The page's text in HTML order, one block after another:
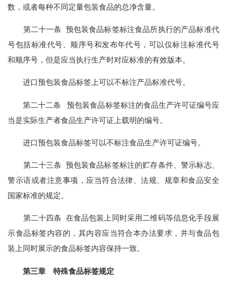
数，或者每种不同定量包装食品的总净含量。
第二十一条 预包装食品标签标注食品所执行的产品标准代
号包括标准代号、顺序号和发布年代号，可以仅标注标准代号
和顺序号，但是应当执行生产时对应标准的有效版本。
进口预包装食品标签上可以不标注产品标准代号。
第二十二条 预包装食品标签标注的食品生产许可证编号应
当是实际生产者食品生产许可证上载明的编号。
进口预包装食品标签可以不标注食品生产许可证编号。
第二十三条 预包装食品标签标注的贮存条件、警示标志、
警示语或者注意事项，应当符合法律、法规、规章和食品安全
国家标准的规定。
第二十四条 在食品包装上同时采用二维码等信息化手段展
示食品标签内容的，其内容应当符合本办法要求，并与食品包
装上同时展示的食品标签内容保持一致。
第三章 特殊食品标签规定